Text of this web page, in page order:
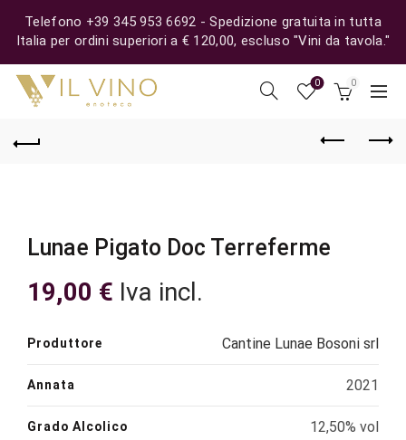
Telefono +39 345 953 6692 - Spedizione gratuita in tutta
Italia per ordini superiori a € 120,00, escluso "Vini da tavola."
0 0
Lunae Pigato Doc Terreferme
19,00 € Iva incl.
Produttore Cantine Lunae Bosoni srl
Annata 2021
Grado Alcolico 12,50% vol